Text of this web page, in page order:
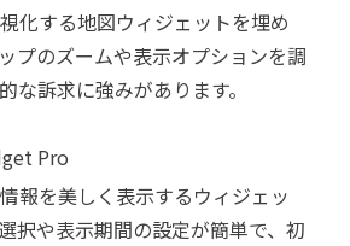
化する地図ウィジェットを埋め
プのズームや表示オプションを調
な訴求に強みがあります。
Pro
報を美しく表示するウィジェッ
択や表示期間の設定が簡単で、初